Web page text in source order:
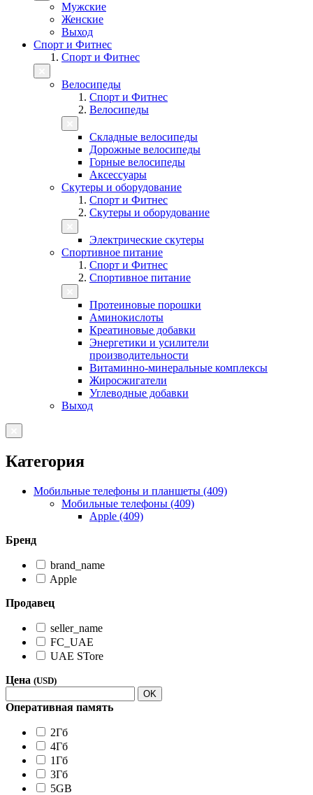
Мужские
Женские
Выход
Спорт и Фитнес
Спорт и Фитнес
Велосипеды
Спорт и Фитнес
Велосипеды
Складные велосипеды
Дорожные велосипеды
Горные велосипеды
Аксессуары
Скутеры и оборудование
Спорт и Фитнес
Скутеры и оборудование
Электрические скутеры
Спортивное питание
Спорт и Фитнес
Спортивное питание
Протеиновые порошки
Аминокислоты
Креатиновые добавки
Энергетики и усилители
производительности
Витаминно-минеральные комплексы
Жиросжигатели
Углеводные добавки
Выход
Категория
Мобильные телефоны и планшеты (409)
Мобильные телефоны (409)
Apple (409)
Бренд
brand_name
Apple
Продавец
seller_name
FC_UAE
UAE STore
Цена (USD)
OK
Оперативная память
2Гб
4Гб
1Гб
3Гб
5GB